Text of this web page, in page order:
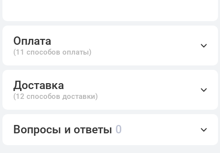
Оплата
(11 способов оплаты)
Доставка
(12 способов доставки)
Вопросы и ответы 0